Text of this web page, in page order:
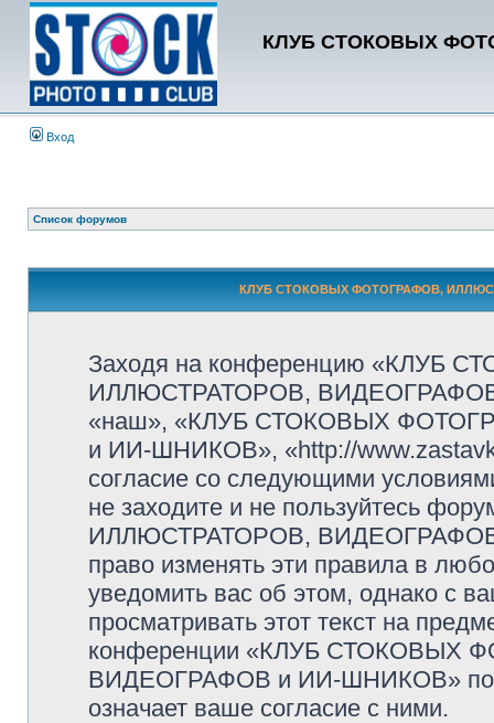
КЛУБ СТОКОВЫХ
Вход
Список форумов
КЛУБ СТОКОВЫХ ФОТОГРАФОВ,
Заходя на конференцию «КЛУБ
ИЛЛЮСТРАТОРОВ,
«наш», «КЛУБ СТОКОВЫХ
и ИИ-ШНИКОВ», «http://
согласие со следующими
не заходите и не пользуйтесь
ИЛЛЮСТРАТОРОВ, ВИДЕОГРАФОВ
право изменять эти правила в
уведомить вас об этом, однако с
просматривать этот текст на
конференции «КЛУБ
ВИДЕОГРАФОВ и ИИ-ШНИКОВ»
означает ваше согласие с ними.